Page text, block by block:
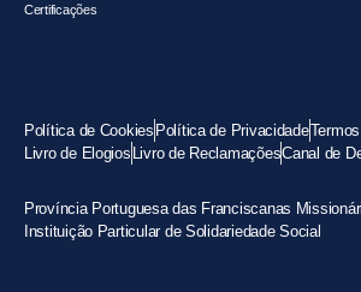
Certificações
Política de Cookies Política de Privacidade
Livro de Elogios Livro de ReclamaçõesCanal de
Província Portuguesa das Franciscanas
Instituição Particular de Solidariedade Social